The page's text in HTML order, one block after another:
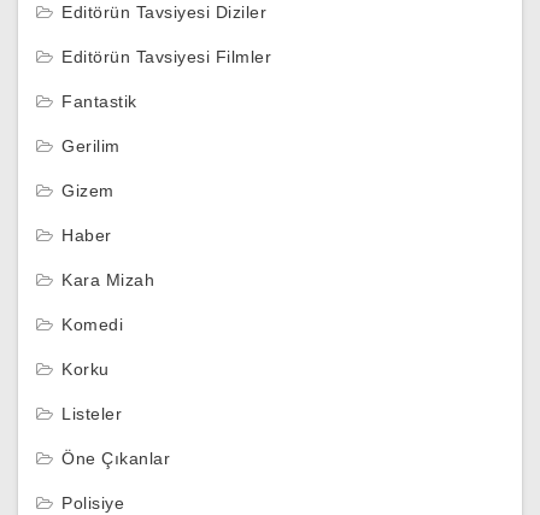
Editörün Tavsiyesi Diziler
Editörün Tavsiyesi Filmler
Fantastik
Gerilim
Gizem
Haber
Kara Mizah
Komedi
Korku
Listeler
Öne Çıkanlar
Polisiye